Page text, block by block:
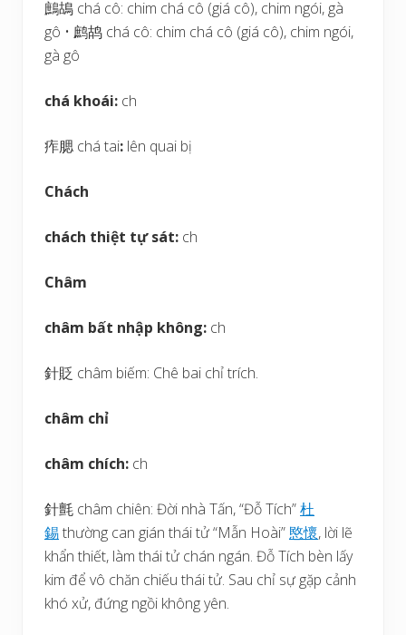
鷓鴣 chá cô: chim chá cô (giá cô), chim ngói, gà
gô • 鹧鸪 chá cô: chim chá cô (giá cô), chim ngói,
gà gô
chá khoái: ch
痄腮 chá tai: lên quai bị
Chách
chách thiệt tự sát: ch
Châm
châm bất nhập không: ch
針貶 châm biếm: Chê bai chỉ trích.
châm chỉ
châm chích: ch
針氈 châm chiên: Đời nhà Tấn, “Đỗ Tích”杜
錫thường can gián thái tử “Mẫn Hoài” 愍懷, lời lẽ
khẩn thiết, làm thái tử chán ngán. Đỗ Tích bèn lấy
kim để vô chăn chiếu thái tử. Sau chỉ sự gặp cảnh
khó xử, đứng ngồi không yên.